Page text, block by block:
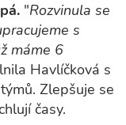
"Rozvinula se
s
máme 6
Havlíčková s
Zlepšuje se
časy.